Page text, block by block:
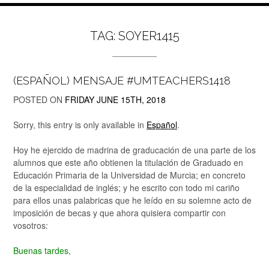
TAG: SOYER1415
(ESPAÑOL) MENSAJE #UMTEACHERS1418
POSTED ON FRIDAY JUNE 15TH, 2018
Sorry, this entry is only available in Español.
Hoy he ejercido de madrina de graducación de una parte de los
alumnos que este año obtienen la titulación de Graduado en
Educación Primaria de la Universidad de Murcia; en concreto
de la especialidad de inglés; y he escrito con todo mi cariño
para ellos unas palabricas que he leído en su solemne acto de
imposición de becas y que ahora quisiera compartir con
vosotros:
Buenas tardes,